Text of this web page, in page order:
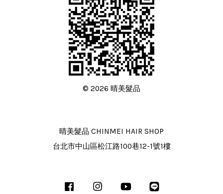
© 2026 晴美髮品
晴美髮品 CHINMEI HAIR SHOP
台北市中山區松江路100巷12-1號1樓
Facebook InstagramYouTube